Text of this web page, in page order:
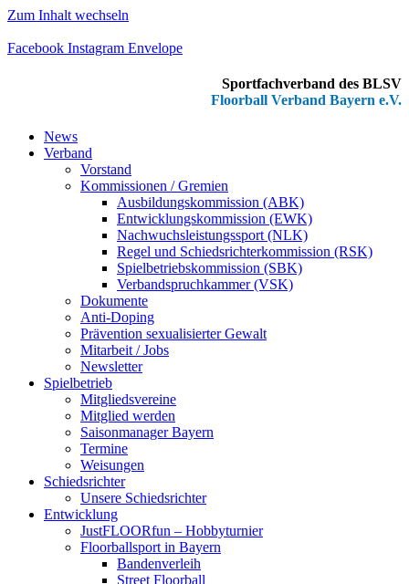
Zum Inhalt wechseln
Facebook Instagram Envelope
Sportfachverband des BLSV
Floorball Verband Bayern e.V.
News
Verband
Vorstand
Kommissionen / Gremien
Ausbildungskommission (ABK)
Entwicklungskommission (EWK)
Nachwuchsleistungssport (NLK)
Regel und Schiedsrichterkommission (RSK)
Spielbetriebskommission (SBK)
Verbandspruchkammer (VSK)
Dokumente
Anti-Doping
Prävention sexualisierter Gewalt
Mitarbeit / Jobs
Newsletter
Spielbetrieb
Mitgliedsvereine
Mitglied werden
Saisonmanager Bayern
Termine
Weisungen
Schiedsrichter
Unsere Schiedsrichter
Entwicklung
JustFLOORfun – Hobbyturnier
Floorballsport in Bayern
Bandenverleih
Street Floorball